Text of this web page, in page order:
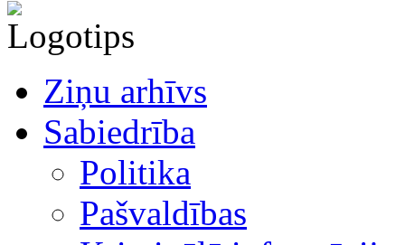
Ziņu arhīvs
Sabiedrība
Politika
Pašvaldības